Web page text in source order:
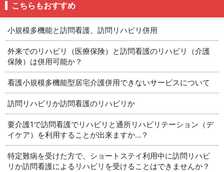
こちらもおすすめ
小規模多機能と訪問看護、訪問リハビリ併用
外来でのリハビリ（医療保険）と訪問看護のリハビリ（介護
保険）は併用可能か？
看護小規模多機能型居宅介護併用できないサービスについて
訪問リハビリか訪問看護のリハビリか
要介護1で訪問看護でリハビリと通所リハビリテーション（デ
イケア）を利用することが出来ますか…？
特定難病を受けた方で、ショートステイ利用中に訪問リハビ
リか訪問看護によるリハビリを受けることはできませんか？